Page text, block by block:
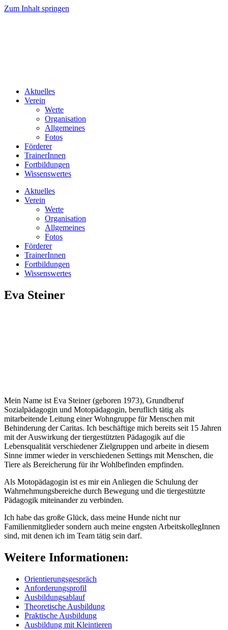
Zum Inhalt springen
Aktuelles
Verein
Werte
Organisation
Allgemeines
Fotos
Förderer
TrainerInnen
Fortbildungen
Wissenswertes
Aktuelles
Verein
Werte
Organisation
Allgemeines
Fotos
Förderer
TrainerInnen
Fortbildungen
Wissenswertes
Eva Steiner
Mein Name ist Eva Steiner (geboren 1973), Grundberuf
Sozialpädagogin und Motopädagogin, beruflich tätig als
mitarbeitende Leitung einer Wohngruppe für Menschen mit
Behinderung der Caritas. Ich beschäftige mich bereits seit 15 Jahren
mit der Auswirkung der tiergestützten Pädagogik auf die
Lebensqualität verschiedener Zielgruppen und arbeite in diesem
Sinne immer wieder in verschiedenen Settings mit Menschen, die
Tiere als Bereicherung für ihr Wohlbefinden empfinden.
Als Motopädagogin ist es mir ein Anliegen die Schulung der
Wahrnehmungsbereiche durch Bewegung und die tiergestützte
Pädagogik miteinander zu verbinden.
Ich habe das große Glück, dass meine Hunde nicht nur
Familienmitglieder sondern auch meine engsten ArbeitskollegInnen
sind, mit denen ich im Team tätig sein darf.
Weitere Informationen:
Orientierungsgespräch
Anforderungsprofil
Ausbildungsablauf
Theoretische Ausbildung
Praktische Ausbildung
Ausbildung mit Kleintieren